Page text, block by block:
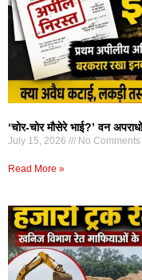
‘चोर-चोर मौसेरे भाई?’ वन
July 15, 2026 No Comments
Read More »